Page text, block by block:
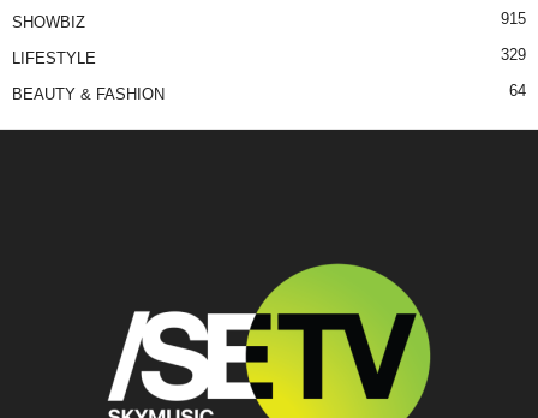
SHOWBIZ 915
LIFESTYLE 329
BEAUTY & FASHION 64